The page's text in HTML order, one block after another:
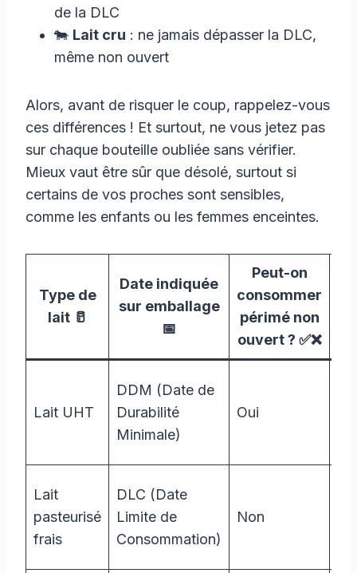
de la DLC
🐄 Lait cru : ne jamais dépasser la DLC,
même non ouvert
Alors, avant de risquer le coup, rappelez-vous
ces différences ! Et surtout, ne vous jetez pas
sur chaque bouteille oubliée sans vérifier.
Mieux vaut être sûr que désolé, surtout si
certains de vos proches sont sensibles,
comme les enfants ou les femmes enceintes.
Type de
lait 🥛
Date indiquée
sur emballage
📅
Peut-on
consommer
périmé non
ouvert ? ✅❌
Lait UHT
DDM (Date de
Durabilité
Minimale)
Oui
Lait
pasteurisé
frais
DLC (Date
Limite de
Consommation)
Non